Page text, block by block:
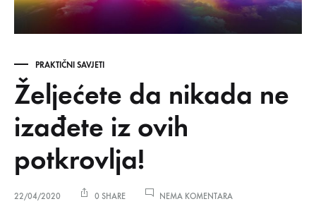
PRAKTIČNI SAVJETI
Željećete da nikada ne
izađete iz ovih
potkrovlja!
22/04/2020 0 SHARE NEMA KOMENTARA